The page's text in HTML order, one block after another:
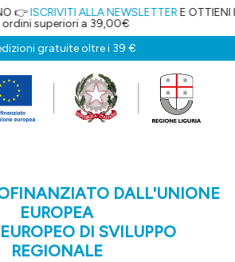
ALLA NEWSLETTERE OTTIENI IL 5% DI
a 39,00€
gratuite oltre i 39 €
DALL'UNIONE
EUROPEA
DI SVILUPPO
REGIONALE